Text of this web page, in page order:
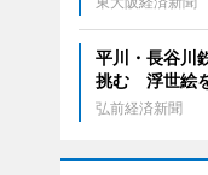
平川・長谷川
挑む 浮世絵
弘前経済新聞